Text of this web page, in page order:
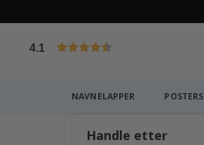
4.1
NAVNELAPPER POSTERS
Handle etter